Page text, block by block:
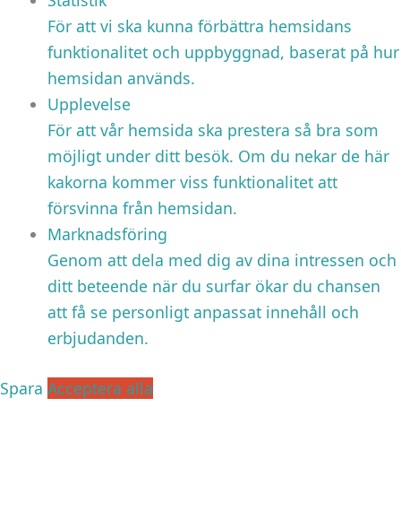
För att vi ska kunna förbättra hemsidans
funktionalitet och uppbyggnad, baserat på hur
hemsidan används.
Upplevelse
För att vår hemsida ska prestera så bra som
möjligt under ditt besök. Om du nekar de här
kakorna kommer viss funktionalitet att
försvinna från hemsidan.
Marknadsföring
Genom att dela med dig av dina intressen och
ditt beteende när du surfar ökar du chansen
att få se personligt anpassat innehåll och
erbjudanden.
Spara Acceptera alla